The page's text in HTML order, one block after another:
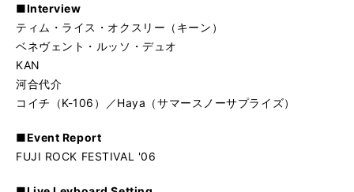
■Interview
ティム・ライス・オクスリー（キーン）
ベネヴェント・ルッソ・デュオ
KAN
河合代介
コイチ（K-106）／Haya（サマースノーサプライズ）
■Event Report
FUJI ROCK FESTIVAL '06